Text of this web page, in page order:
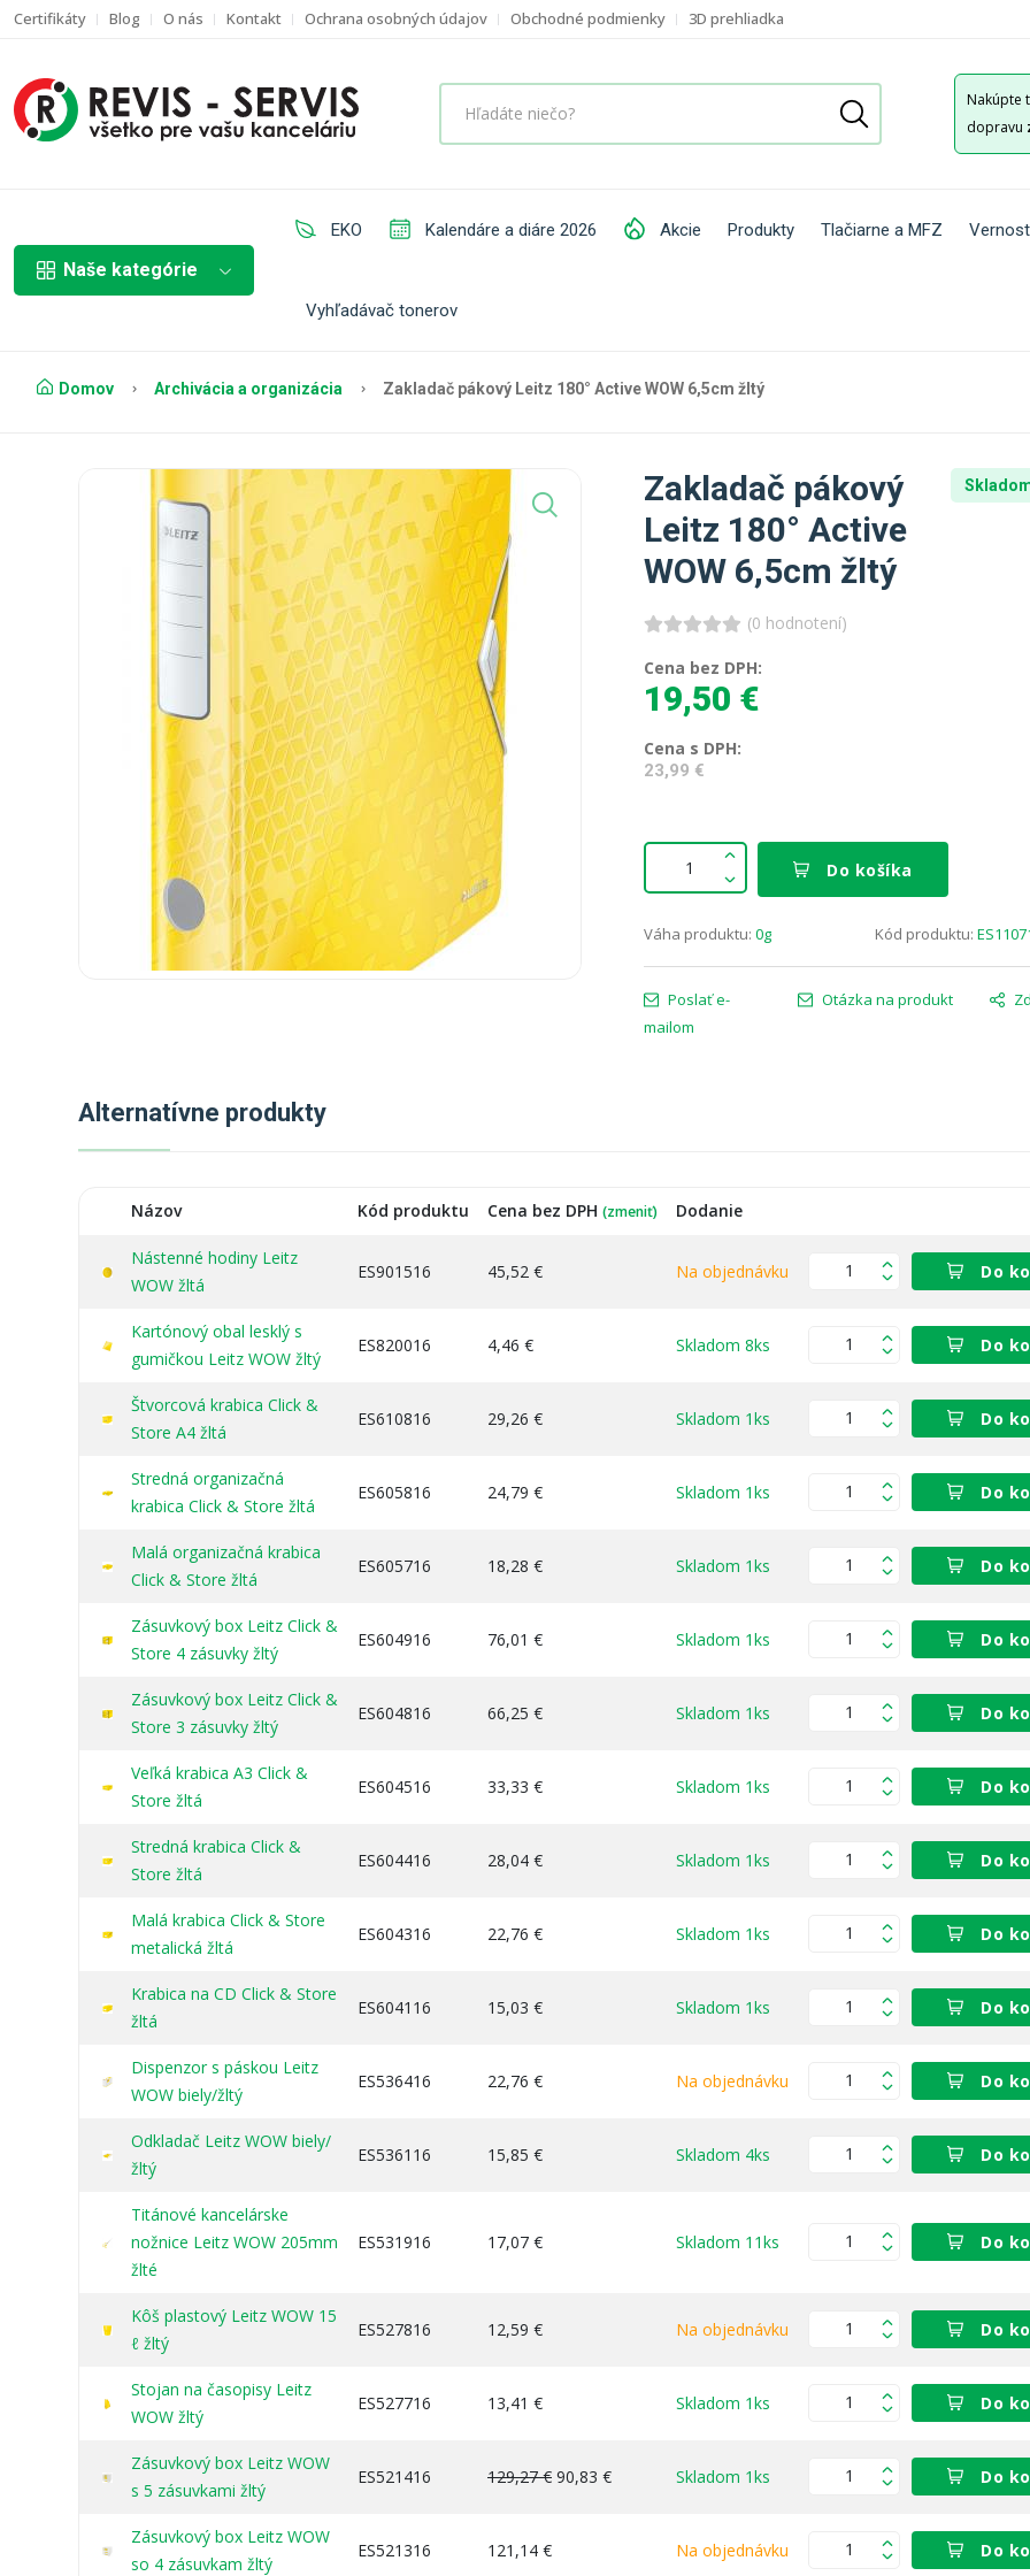
Certifikáty Blog O nás Kontakt Ochrana osobných údajov Obchodné podmienky 3D prehliadka
Nakúpte
dopravu
Naše kategórie
EKO Kalendáre a diáre 2026 Akcie Produkty Tlačiarne a MFZ
Vyhľadávač tonerov
Domov Archivácia a organizácia Zakladač pákový Leitz 180° Active WOW 6,5cm žltý
Zakladač pákový
Leitz 180° Active
WOW 6,5cm žltý
(0 hodnotení)
Cena bez DPH:
19,50 €
Cena s DPH:
23,99 €
Do košíka
Váha produktu: 0g Kód produktu:
Poslať e-
mailom
Otázka na produkt
Alternatívne produkty
Názov Kód produktu Cena bez DPH (zmeniť) Dodanie
Nástenné hodiny Leitz
WOW žltá
ES901516 45,52 € Na objednávku Do
Kartónový obal lesklý s
gumičkou Leitz WOW žltý
ES820016 4,46 € Skladom 8ks Do
Štvorcová krabica Click &
Store A4 žltá
ES610816 29,26 € Skladom 1ks Do
Stredná organizačná
krabica Click & Store žltá
ES605816 24,79 € Skladom 1ks Do
Malá organizačná krabica
Click & Store žltá
ES605716 18,28 € Skladom 1ks Do
Zásuvkový box Leitz Click &
Store 4 zásuvky žltý
ES604916 76,01 € Skladom 1ks Do
Zásuvkový box Leitz Click &
Store 3 zásuvky žltý
ES604816 66,25 € Skladom 1ks Do
Veľká krabica A3 Click &
Store žltá
ES604516 33,33 € Skladom 1ks Do
Stredná krabica Click &
Store žltá
ES604416 28,04 € Skladom 1ks Do
Malá krabica Click & Store
metalická žltá
ES604316 22,76 € Skladom 1ks Do
Krabica na CD Click & Store
žltá
ES604116 15,03 € Skladom 1ks Do
Dispenzor s páskou Leitz
WOW biely/žltý
ES536416 22,76 € Na objednávku Do
Odkladač Leitz WOW biely/
žltý
ES536116 15,85 € Skladom 4ks Do
Titánové kancelárske
nožnice Leitz WOW 205mm
žlté
ES531916 17,07 € Skladom 11ks Do
Kôš plastový Leitz WOW 15
ℓ žltý
ES527816 12,59 € Na objednávku Do
Stojan na časopisy Leitz
WOW žltý
ES527716 13,41 € Skladom 1ks Do
Zásuvkový box Leitz WOW
s 5 zásuvkami žltý
ES521416 129,27 € 90,83 € Skladom 1ks Do
Zásuvkový box Leitz WOW
so 4 zásuvkam žltý
ES521316 121,14 € Na objednávku Do